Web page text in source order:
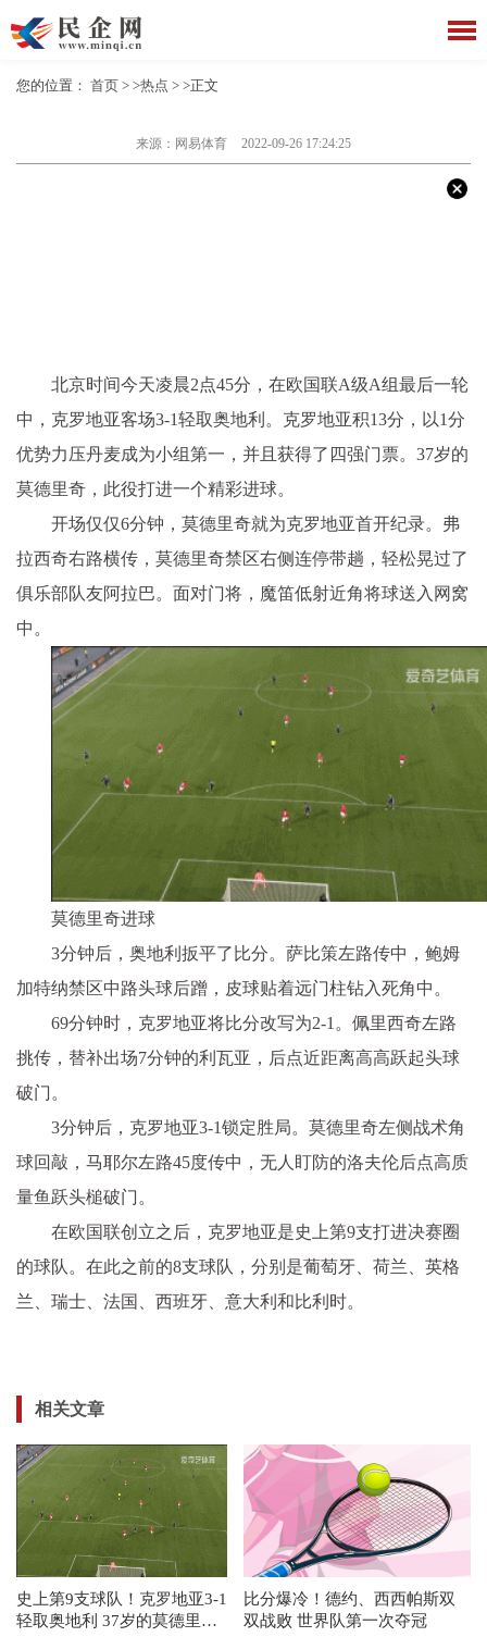
您的位置： 首页 > >热点 > >正文
来源：网易体育 2022-09-26 17:24:25
北京时间今天凌晨2点45分，在欧国联A级A组最后一轮
中，克罗地亚客场3-1轻取奥地利。克罗地亚积13分，以1分
优势力压丹麦成为小组第一，并且获得了四强门票。37岁的
莫德里奇，此役打进一个精彩进球。
开场仅仅6分钟，莫德里奇就为克罗地亚首开纪录。弗
拉西奇右路横传，莫德里奇禁区右侧连停带趟，轻松晃过了
俱乐部队友阿拉巴。面对门将，魔笛低射近角将球送入网窝
中。
莫德里奇进球
3分钟后，奥地利扳平了比分。萨比策左路传中，鲍姆
加特纳禁区中路头球后蹭，皮球贴着远门柱钻入死角中。
69分钟时，克罗地亚将比分改写为2-1。佩里西奇左路
挑传，替补出场7分钟的利瓦亚，后点近距离高高跃起头球
破门。
3分钟后，克罗地亚3-1锁定胜局。莫德里奇左侧战术角
球回敲，马耶尔左路45度传中，无人盯防的洛夫伦后点高质
量鱼跃头槌破门。
在欧国联创立之后，克罗地亚是史上第9支打进决赛圈
的球队。在此之前的8支球队，分别是葡萄牙、荷兰、英格
兰、瑞士、法国、西班牙、意大利和比利时。
相关文章
史上第9支球队！克罗地亚3-1
轻取奥地利 37岁的莫德里奇
比分爆冷！德约、西西帕斯双
双战败 世界队第一次夺冠